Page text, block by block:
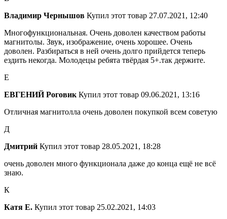
Владимир Чернышов Купил этот товар 27.07.2021, 12:40
Многофункциональная. Очень доволен качеством работы
магнитолы. Звук, изображение, очень хорошее. Очень
доволен. Разбираться в ней очень долго прийдется теперь
ездить некогда. Молодецы ребята твёрдая 5+.так держите.
Е
ЕВГЕНИЙ Роговик Купил этот товар 09.06.2021, 13:16
Отличная магнитолла очень доволен покупкой всем советую
Д
Дмитрий Купил этот товар 28.05.2021, 18:28
очень доволен много функционала даже до конца ещё не всё
знаю.
К
Катя Е. Купил этот товар 25.02.2021, 14:03